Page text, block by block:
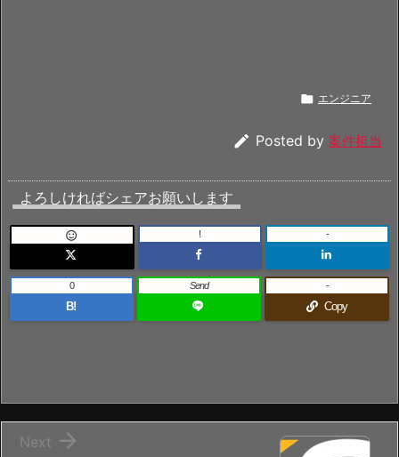
 エンジニア
 Posted by 案件担当
よろしければシェアお願いします
 ! -
B!
0 Send
Copy
-

Next